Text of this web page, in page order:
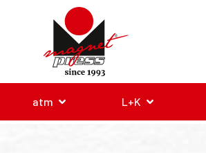
atm L+K